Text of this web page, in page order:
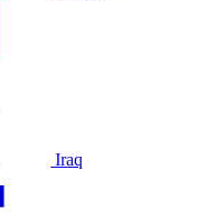
Iraq